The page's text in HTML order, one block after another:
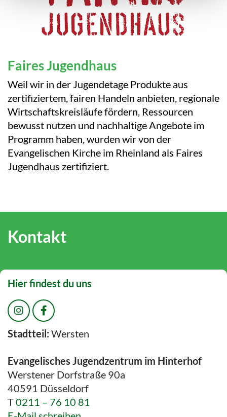
Faires Jugendhaus
Weil wir in der Jugendetage Produkte aus
zertifiziertem, fairen Handeln anbieten, regionale
Wirtschaftskreisläufe fördern, Ressourcen
bewusst nutzen und nachhaltige Angebote im
Programm haben, wurden wir von der
Evangelischen Kirche im Rheinland als Faires
Jugendhaus zertifiziert.
Kontakt
Hier findest du uns
Stadtteil: Wersten
Evangelisches Jugendzentrum im Hinterhof
Werstener Dorfstraße 90a
40591 Düsseldorf
T0211 – 76 10 81